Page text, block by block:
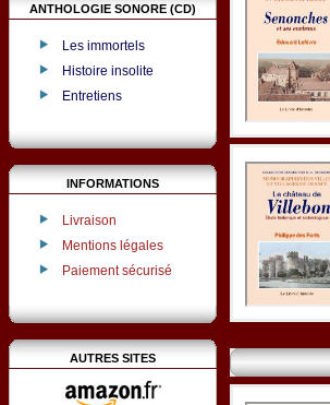
ANTHOLOGIE SONORE (CD)
Les immortels
Histoire insolite
Entretiens
INFORMATIONS
Livraison
Mentions légales
Paiement sécurisé
AUTRES SITES